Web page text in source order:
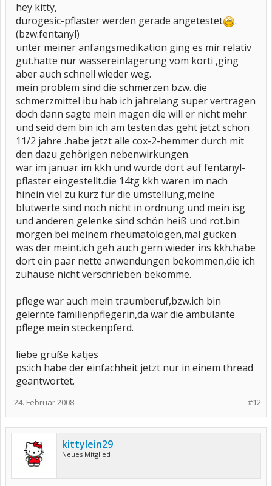
hey kitty,
durogesic-pflaster werden gerade angetestet
.
(bzw.fentanyl)
unter meiner anfangsmedikation ging es mir relativ
gut.hatte nur wassereinlagerung vom korti ,ging
aber auch schnell wieder weg.
mein problem sind die schmerzen bzw. die
schmerzmittel ibu hab ich jahrelang super vertragen
doch dann sagte mein magen die will er nicht mehr
und seid dem bin ich am testen.das geht jetzt schon
11/2 jahre .habe jetzt alle cox-2-hemmer durch mit
den dazu gehörigen nebenwirkungen.
war im januar im kkh und wurde dort auf fentanyl-
pflaster eingestellt.die 14tg kkh waren im nach
hinein viel zu kurz für die umstellung,meine
blutwerte sind noch nicht in ordnung und mein isg
und anderen gelenke sind schön heiß und rot.bin
morgen bei meinem rheumatologen,mal gucken
was der meint.ich geh auch gern wieder ins kkh.habe
dort ein paar nette anwendungen bekommen,die ich
zuhause nicht verschrieben bekomme.
pflege war auch mein traumberuf,bzw.ich bin
gelernte familienpflegerin,da war die ambulante
pflege mein steckenpferd.
liebe grüße katjes
ps:ich habe der einfachheit jetzt nur in einem thread
geantwortet.
#12
24. Februar 2008
kittylein29
Neues Mitglied